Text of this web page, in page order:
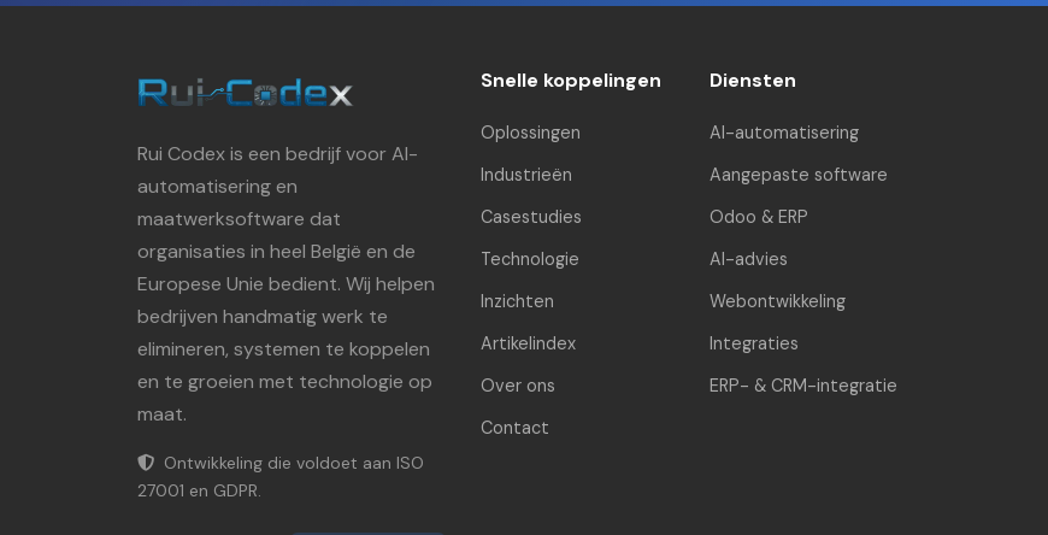
Rui Codex is een bedrijf voor AI-
automatisering en
maatwerksoftware dat
organisaties in heel België en de
Europese Unie bedient. Wij helpen
bedrijven handmatig werk te
elimineren, systemen te koppelen
en te groeien met technologie op
maat.
Ontwikkeling die voldoet aan ISO
27001 en GDPR.
Snelle koppelingen
Oplossingen
Industrieën
Casestudies
Technologie
Inzichten
Artikelindex
Over ons
Contact
Diensten
AI-automatisering
Aangepaste software
Odoo & ERP
AI-advies
Webontwikkeling
Integraties
ERP- & CRM-integratie